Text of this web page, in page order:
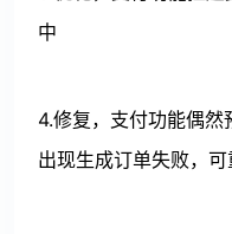
中
4.修复，支付功能偶
出现生成订单失败，